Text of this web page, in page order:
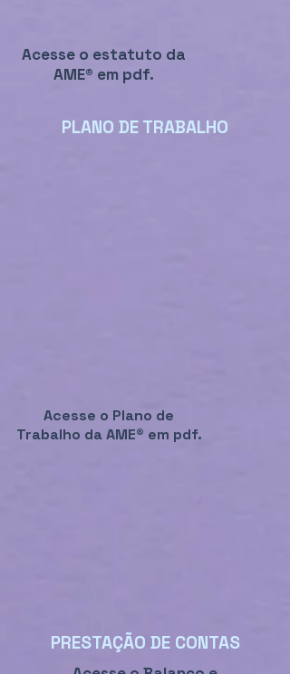
Acesse o estatuto da
AME® em pdf.
PLANO DE TRABALHO
Acesse o Plano de
Trabalho da AME® em pdf.
PRESTAÇÃO DE CONTAS